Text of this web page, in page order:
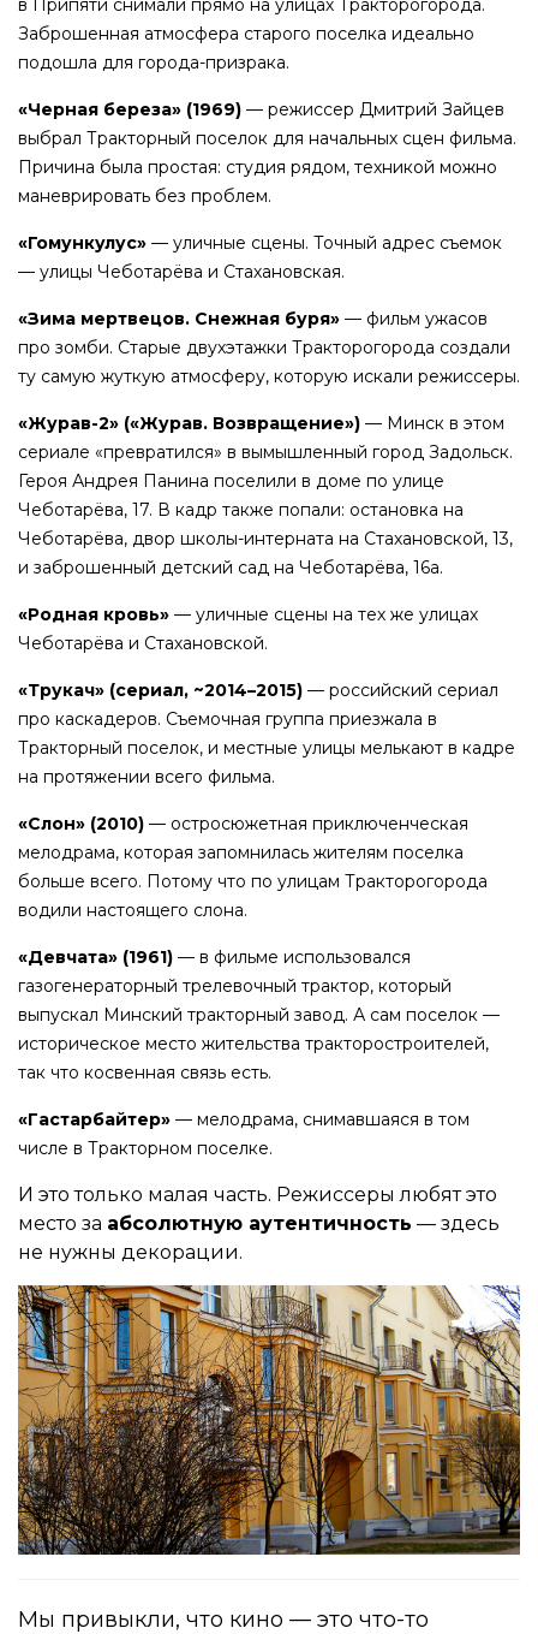
в Припяти снимали прямо на улицах Тракторогорода.
Заброшенная атмосфера старого поселка идеально
подошла для города-призрака.
«Черная береза» (1969) — режиссер Дмитрий Зайцев
выбрал Тракторный поселок для начальных сцен фильма.
Причина была простая: студия рядом, техникой можно
маневрировать без проблем.
«Гомункулус» — уличные сцены. Точный адрес съемок
— улицы Чеботарёва и Стахановская.
«Зима мертвецов. Снежная буря» — фильм ужасов
про зомби. Старые двухэтажки Тракторогорода создали
ту самую жуткую атмосферу, которую искали режиссеры.
«Журав-2» («Журав. Возвращение») — Минск в этом
сериале «превратился» в вымышленный город Задольск.
Героя Андрея Панина поселили в доме по улице
Чеботарёва, 17. В кадр также попали: остановка на
Чеботарёва, двор школы-интерната на Стахановской, 13,
и заброшенный детский сад на Чеботарёва, 16а.
«Родная кровь» — уличные сцены на тех же улицах
Чеботарёва и Стахановской.
«Трукач» (сериал, ~2014–2015) — российский сериал
про каскадеров. Съемочная группа приезжала в
Тракторный поселок, и местные улицы мелькают в кадре
на протяжении всего фильма.
«Слон» (2010) — остросюжетная приключенческая
мелодрама, которая запомнилась жителям поселка
больше всего. Потому что по улицам Тракторогорода
водили настоящего слона.
«Девчата» (1961) — в фильме использовался
газогенераторный трелевочный трактор, который
выпускал Минский тракторный завод. А сам поселок —
историческое место жительства тракторостроителей,
так что косвенная связь есть.
«Гастарбайтер» — мелодрама, снимавшаяся в том
числе в Тракторном поселке.
И это только малая часть. Режиссеры любят это
место за абсолютную аутентичность — здесь
не нужны декорации.
Мы привыкли, что кино — это что-то